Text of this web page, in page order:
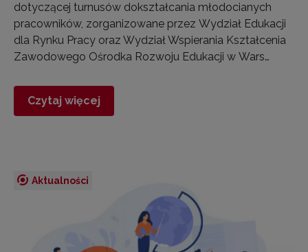
dotyczącej turnusów dokształcania młodocianych
pracowników, zorganizowane przez Wydział Edukacji
dla Rynku Pracy oraz Wydział Wspierania Kształcenia
Zawodowego Ośrodka Rozwoju Edukacji w Wars…
Czytaj więcej
Aktualności